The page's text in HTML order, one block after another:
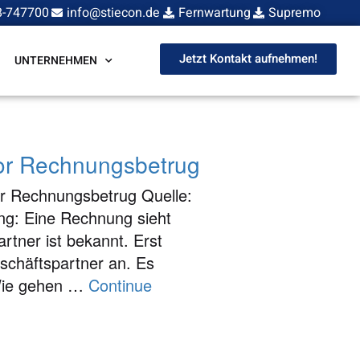
747700 info@stiecon.de Fernwartung Supremo
UNTERNEHMEN Jetzt Kontakt aufnehmen!
Rechnungsbetrug
Rechnungsbetrug Quelle:
Eine Rechnung sieht
ist bekannt. Erst
an. Es
gehen … Continue